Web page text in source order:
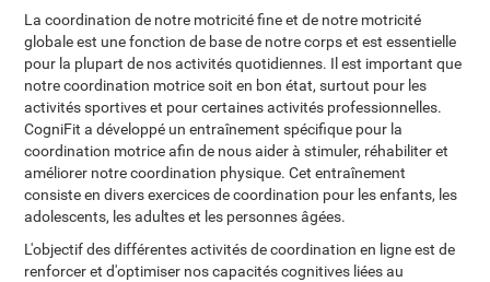
La coordination de notre motricité fine et de notre motricité
globale est une fonction de base de notre corps et est essentielle
pour la plupart de nos activités quotidiennes. Il est important que
notre coordination motrice soit en bon état, surtout pour les
activités sportives et pour certaines activités professionnelles.
CogniFit a développé un entraînement spécifique pour la
coordination motrice afin de nous aider à stimuler, réhabiliter et
améliorer notre coordination physique. Cet entraînement
consiste en divers exercices de coordination pour les enfants, les
adolescents, les adultes et les personnes âgées.
L'objectif des différentes activités de coordination en ligne est de
renforcer et d'optimiser nos capacités cognitives liées au